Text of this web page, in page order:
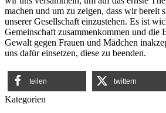
machen und um zu zeigen, dass wir bereit
unserer Gesellschaft einzustehen. Es ist
Gemeinschaft zusammenkommen und die
Gewalt gegen Frauen und Mädchen
uns dafür einsetzen, diese zu beenden.
teilen twittern
Kategorien